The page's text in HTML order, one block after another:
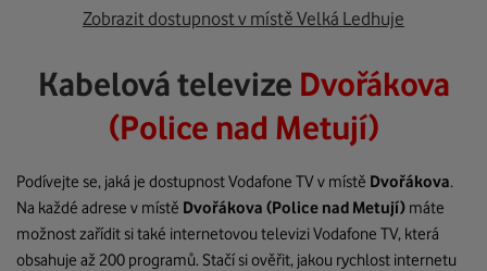
Zobrazit dostupnost v místě Velká Ledhuje
Kabelová televize Dvořákova
(Police nad Metují)
Podívejte se, jaká je dostupnost Vodafone TV v místě Dvořákova.
Na každé adrese v místě Dvořákova (Police nad Metují) máte
možnost zařídit si také internetovou televizi Vodafone TV, která
obsahuje až 200 programů. Stačí si ověřit, jakou rychlost internetu